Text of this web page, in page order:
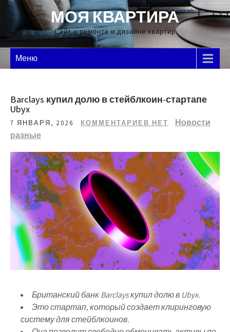
Перейти
содержимому
МОЯ КВАРТИРА
Сайт о ремонте и дизайне квартир
Меню
Barclays купил долю в стейблкоин-стартапе
Ubyx
7 ЯНВАРЯ, 2026 КОММЕНТАРИЕВ НЕТ
Новости
разные
Британский банк Barclays купил долю в Ubyx.
Это стартап, который создает клиринговую
систему для стейблкоинов.